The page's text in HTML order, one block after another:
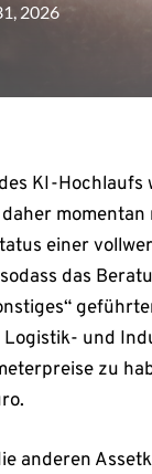
2026
KI-
einer
das
Logistik- und
zu
anderen